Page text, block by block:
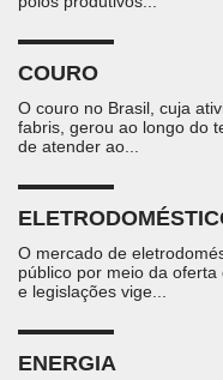
COURO
O couro no Brasil, cuja
fabris, gerou ao longo do
de atender ao...
O mercado de
público por meio da
e legislações vige...
ENERGIA